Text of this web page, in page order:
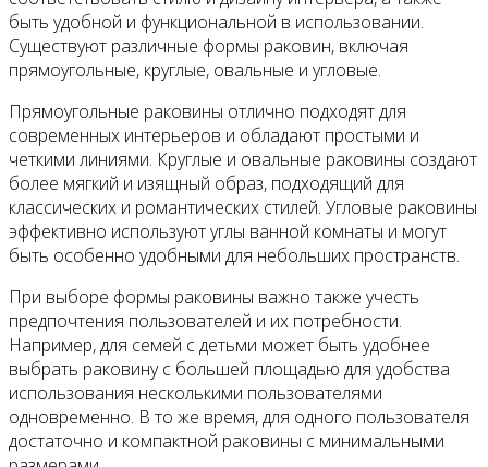
быть удобной и функциональной в использовании.
Существуют различные формы раковин, включая
прямоугольные, круглые, овальные и угловые.
Прямоугольные раковины отлично подходят для
современных интерьеров и обладают простыми и
четкими линиями. Круглые и овальные раковины создают
более мягкий и изящный образ, подходящий для
классических и романтических стилей. Угловые раковины
эффективно используют углы ванной комнаты и могут
быть особенно удобными для небольших пространств.
При выборе формы раковины важно также учесть
предпочтения пользователей и их потребности.
Например, для семей с детьми может быть удобнее
выбрать раковину с большей площадью для удобства
использования несколькими пользователями
одновременно. В то же время, для одного пользователя
достаточно и компактной раковины с минимальными